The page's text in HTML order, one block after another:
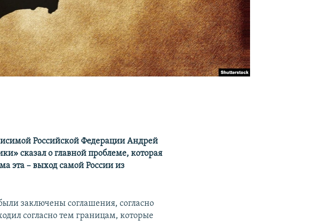
Российской Федерации Андрей
сказал о главной проблеме, которая
эта – выход самой России из
заключены соглашения, согласно
согласно тем границам, которые